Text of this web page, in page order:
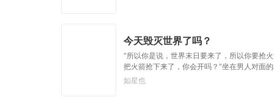
今天毁灭世界了吗？
“所以你是说，世界末日要来了，所以你要抢
把火箭抢下来了，你会开吗？”坐在男人对面
笑。“你很忙吗？”“很忙。”林序点点头。“我
如星也